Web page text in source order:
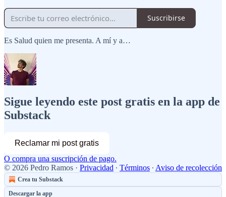
Suscribirse
Es Salud quien me presenta. A mí y a…
Sigue leyendo este post gratis en la app de
Substack
Reclamar mi post gratis
O compra una suscripción de pago.
© 2026 Pedro Ramos · Privacidad ∙ Términos ∙ Aviso de recolección
Crea tu Substack
Descargar la app